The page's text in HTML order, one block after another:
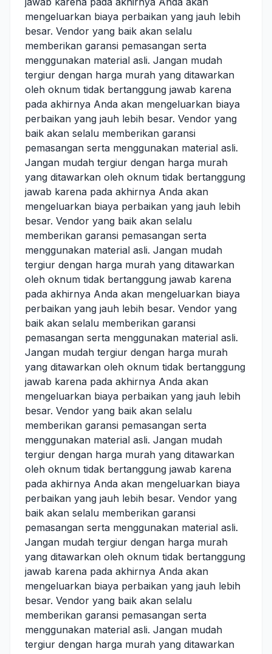
mengeluarkan biaya perbaikan yang jauh lebih
besar. Vendor yang baik akan selalu
memberikan garansi pemasangan serta
menggunakan material asli. Jangan mudah
tergiur dengan harga murah yang ditawarkan
oleh oknum tidak bertanggung jawab karena
pada akhirnya Anda akan mengeluarkan biaya
perbaikan yang jauh lebih besar. Vendor yang
baik akan selalu memberikan garansi
pemasangan serta menggunakan material asli.
Jangan mudah tergiur dengan harga murah
yang ditawarkan oleh oknum tidak bertanggung
jawab karena pada akhirnya Anda akan
mengeluarkan biaya perbaikan yang jauh lebih
besar. Vendor yang baik akan selalu
memberikan garansi pemasangan serta
menggunakan material asli. Jangan mudah
tergiur dengan harga murah yang ditawarkan
oleh oknum tidak bertanggung jawab karena
pada akhirnya Anda akan mengeluarkan biaya
perbaikan yang jauh lebih besar. Vendor yang
baik akan selalu memberikan garansi
pemasangan serta menggunakan material asli.
Jangan mudah tergiur dengan harga murah
yang ditawarkan oleh oknum tidak bertanggung
jawab karena pada akhirnya Anda akan
mengeluarkan biaya perbaikan yang jauh lebih
besar. Vendor yang baik akan selalu
memberikan garansi pemasangan serta
menggunakan material asli. Jangan mudah
tergiur dengan harga murah yang ditawarkan
oleh oknum tidak bertanggung jawab karena
pada akhirnya Anda akan mengeluarkan biaya
perbaikan yang jauh lebih besar. Vendor yang
baik akan selalu memberikan garansi
pemasangan serta menggunakan material asli.
Jangan mudah tergiur dengan harga murah
yang ditawarkan oleh oknum tidak bertanggung
jawab karena pada akhirnya Anda akan
mengeluarkan biaya perbaikan yang jauh lebih
besar. Vendor yang baik akan selalu
memberikan garansi pemasangan serta
menggunakan material asli. Jangan mudah
tergiur dengan harga murah yang ditawarkan